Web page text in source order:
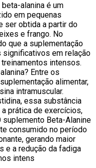
alanina é um
em pequenas
ser obtida a partir do
e frango. No
que a suplementação
em relação
intensos.
Entre os
alimentar,
intramuscular.
essa substância
prática de exercícios,
suplemento Beta-Alanine
consumido no período
gerando maior
e a redução da fadiga
intens